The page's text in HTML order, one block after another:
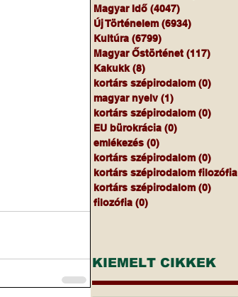
Magyar Idő (4047)
Új Történelem (6934)
Kultúra (6799)
Magyar Őstörténet (117)
Kakukk (8)
kortárs szépirodalom (0)
magyar nyelv (1)
kortárs szépirodalom (0)
EU bürokrácia (0)
emlékezés (0)
kortárs szépirodalom (0)
kortárs szépirodalom filozófia
kortárs szépirodalom (0)
filozófia (0)
KIEMELT CIKKEK